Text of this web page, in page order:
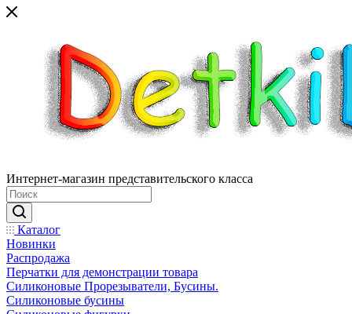
Интернет-магазин представительского класса
Каталог
Новинки
Распродажа
Перчатки для демонстрации товара
Силиконовые Прорезыватели, Бусины.
Силиконовые бусины